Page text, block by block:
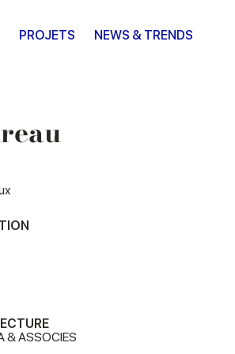
PROJETS NEWS & TRENDS
& ASSOCIES